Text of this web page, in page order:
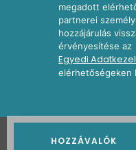
HOZZÁVALÓK
megadott
partnerei
hozzájárulás
érvényesítése az
Egyedi
elérhetőségeken
2026Nosalty ·